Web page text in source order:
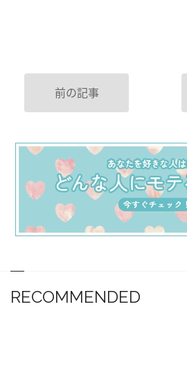
前の記事
RECOMMENDED